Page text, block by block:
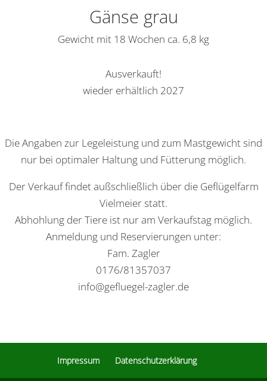
Gänse grau
Gewicht mit 18 Wochen ca. 6,8 kg
Ausverkauft!
wieder erhältlich 2027
Die Angaben zur Legeleistung und zum Mastgewicht sind
nur bei optimaler Haltung und Fütterung möglich.
Der Verkauf findet außschließlich über die Geflügelfarm
Vielmeier statt.
Abhohlung der Tiere ist nur am Verkaufstag möglich.
Anmeldung und Reservierungen unter:
Fam. Zagler
0176/81357037
info@gefluegel-zagler.de
Impressum Datenschutzerklärung